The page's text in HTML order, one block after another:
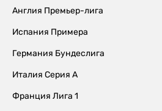
Англия Премьер-лига
Испания Примера
Германия Бундеслига
Италия Серия А
Франция Лига 1